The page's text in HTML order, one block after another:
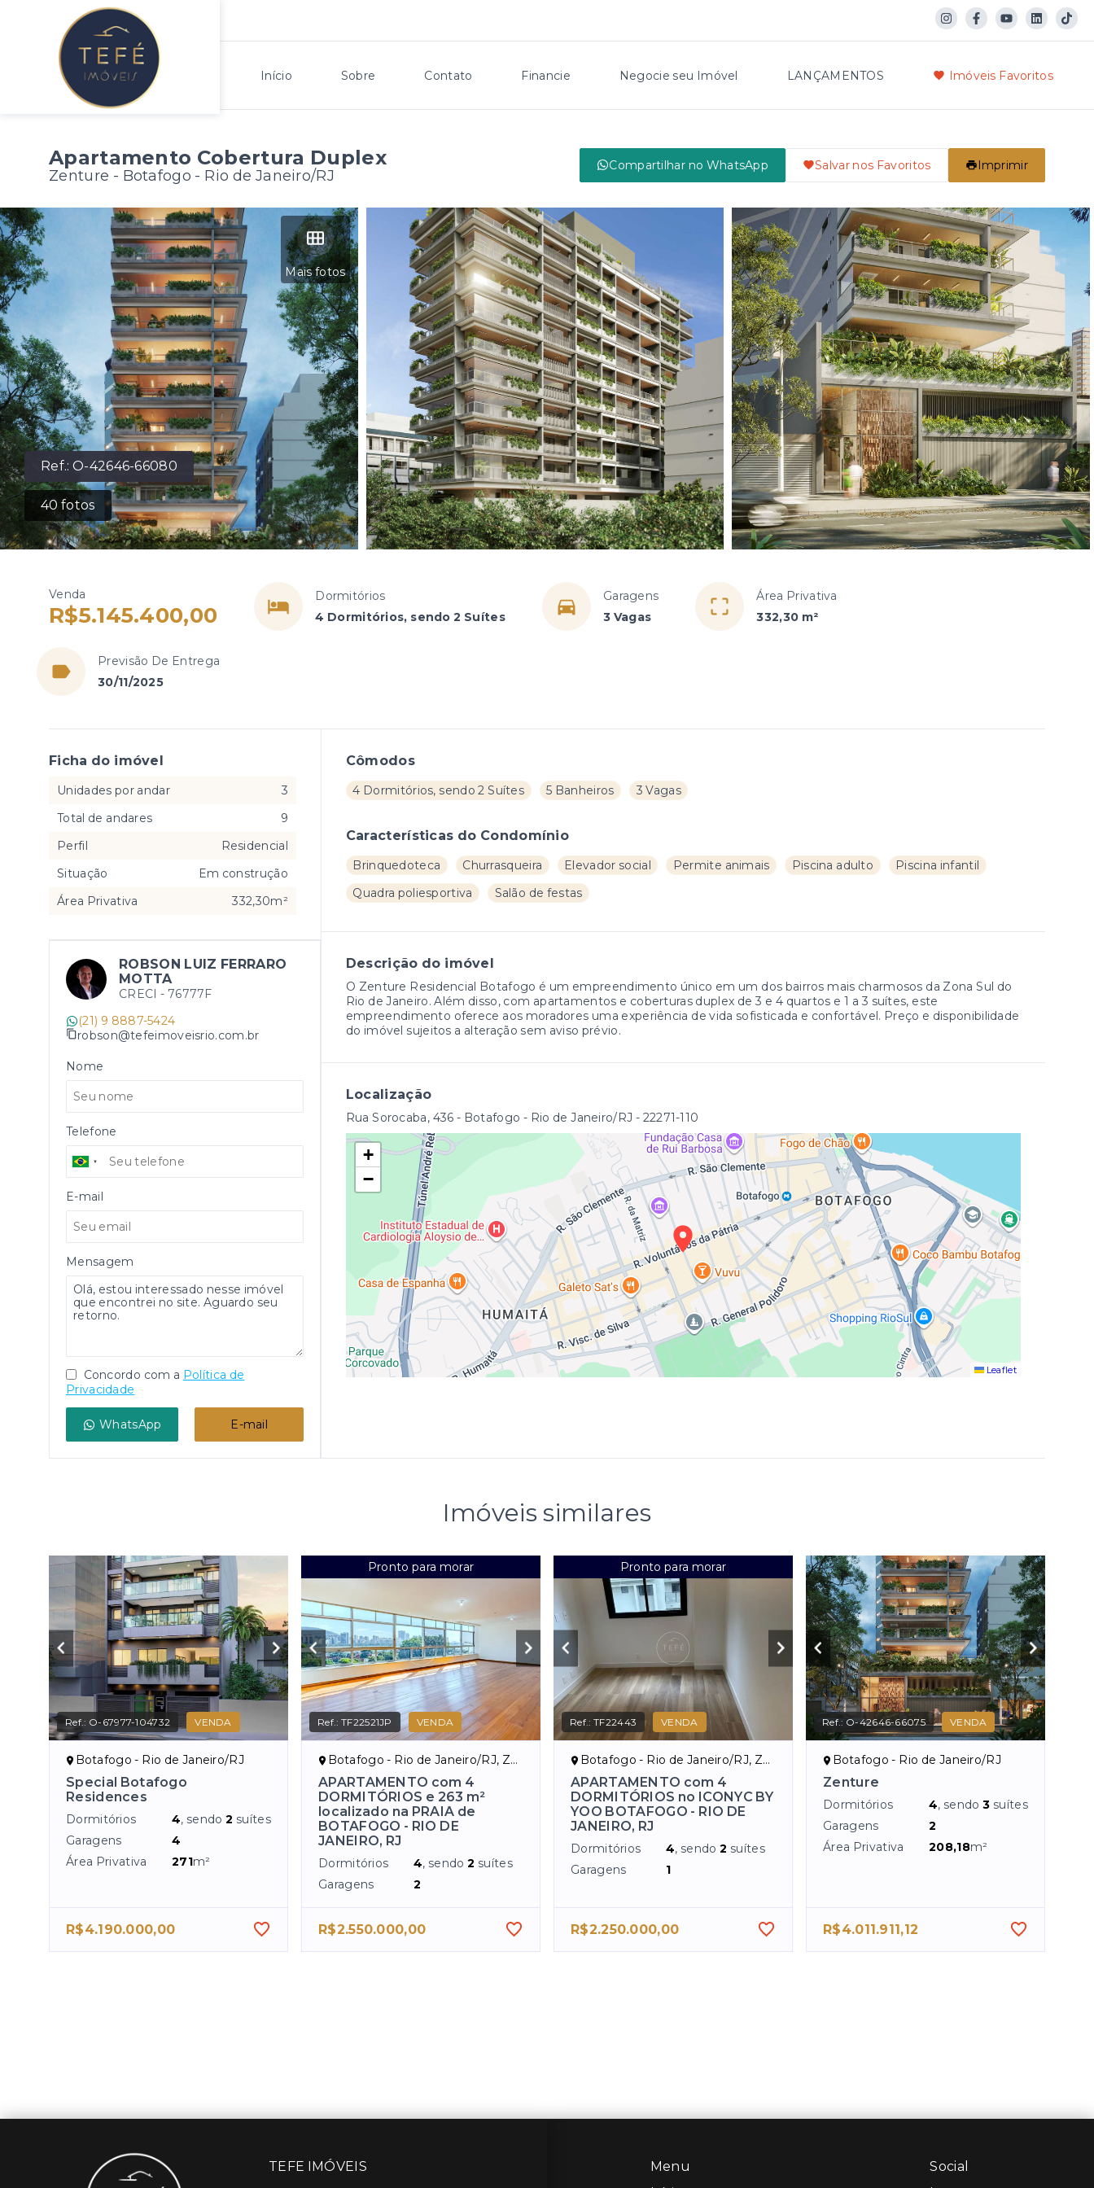
Início Sobre Contato Financie Negocie seu Imóvel LANÇAMENTOS Imóveis Favoritos
Apartamento Cobertura Duplex
Zenture - Botafogo - Rio de Janeiro/RJ
Compartilhar no WhatsApp Salvar nos Favoritos Imprimir
Ref.:O-42646-66080
40 fotos
Mais fotos
Venda
R$5.145.400,00
Dormitórios
4 Dormitórios, sendo 2 Suítes
Garagens
3 Vagas
Área Privativa
332,30 m²
Previsão De Entrega
30/11/2025
Cômodos
4 Dormitórios, sendo 2 Suítes 5 Banheiros 3 Vagas
Características do Condomínio
Brinquedoteca Churrasqueira Elevador social Permite animais Piscina adulto
Piscina infantil
Quadra poliesportiva
Salão de festas
Descrição do imóvel
O Zenture Residencial Botafogo é um empreendimento único em um dos bairros mais charmosos da Zona Sul do
Rio de Janeiro. Além disso, com apartamentos e coberturas duplex de 3 e 4 quartos e 1 a 3 suítes, este
empreendimento oferece aos moradores uma experiência de vida sofisticada e confortável. Preço e disponibilidade
do imóvel sujeitos a alteração sem aviso prévio.
Localização
Rua Sorocaba, 436 - Botafogo - Rio de Janeiro/RJ - 22271-110
+
−
Leaflet
Ficha do imóvel
Unidades por andar
3
Total de andares
9
Perfil
Residencial
Situação
Em construção
Área Privativa
332,30m²
ROBSON LUIZ FERRARO
MOTTA
CRECI - 76777F
(21) 9 8887-5424
robson@tefeimoveisrio.com.br
Nome
Telefone
E-mail
Mensagem
Concordo com a Política de
Privacidade
WhatsApp E-mail
Imóveis similares
Ref.: O-67977-104732 VENDA
Botafogo - Rio de Janeiro/RJ
Special Botafogo
Residences
Dormitórios 4, sendo2 suítes
Garagens
4
Área Privativa
271m²
R$4.190.000,00
Pronto para morar
Ref.:TF22521JP VENDA
Botafogo - Rio de Janeiro/RJ, Zona Sul
APARTAMENTO com 4
DORMITÓRIOS e 263 m²
localizado na PRAIA de
BOTAFOGO - RIO DE
JANEIRO, RJ
Dormitórios 4, sendo2 suítes
Garagens
2
R$2.550.000,00
Pronto para morar
Ref.:TF22443 VENDA
Botafogo - Rio de Janeiro/RJ, Zona Sul
APARTAMENTO com 4
DORMITÓRIOS no ICONYC BY
YOO BOTAFOGO - RIO DE
JANEIRO, RJ
Dormitórios 4, sendo2 suítes
Garagens
1
R$2.250.000,00
Ref.: O-42646-66075 VENDA
Botafogo - Rio de Janeiro/RJ
Zenture
Dormitórios 4, sendo3 suítes
Garagens
2
Área Privativa
208,18m²
R$4.011.911,12
Menu Social
TEFE IMÓVEIS